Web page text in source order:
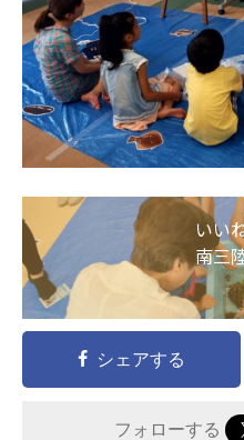
いい
南三
シェアする
フォローする